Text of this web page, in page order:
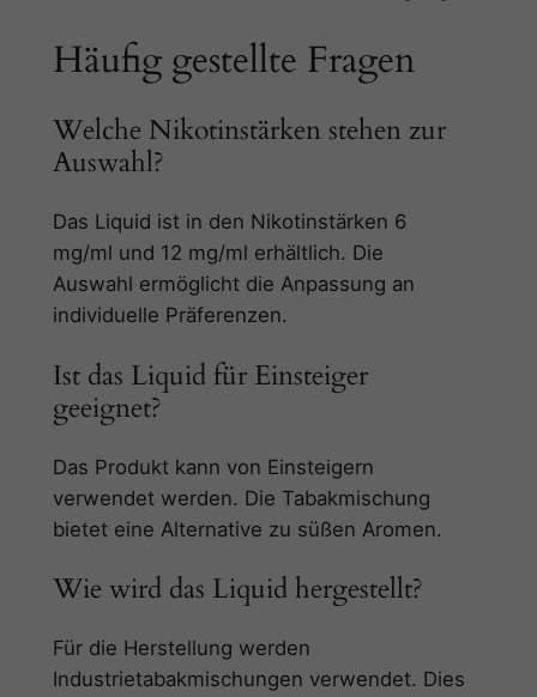
Häufig gestellte Fragen
Welche Nikotinstärken stehen zur
Auswahl?
Das Liquid ist in den Nikotinstärken 6
mg/ml und 12 mg/ml erhältlich. Die
Auswahl ermöglicht die Anpassung an
individuelle Präferenzen.
Ist das Liquid für Einsteiger
geeignet?
Das Produkt kann von Einsteigern
verwendet werden. Die Tabakmischung
bietet eine Alternative zu süßen Aromen.
Wie wird das Liquid hergestellt?
Für die Herstellung werden
Industrietabakmischungen verwendet. Dies